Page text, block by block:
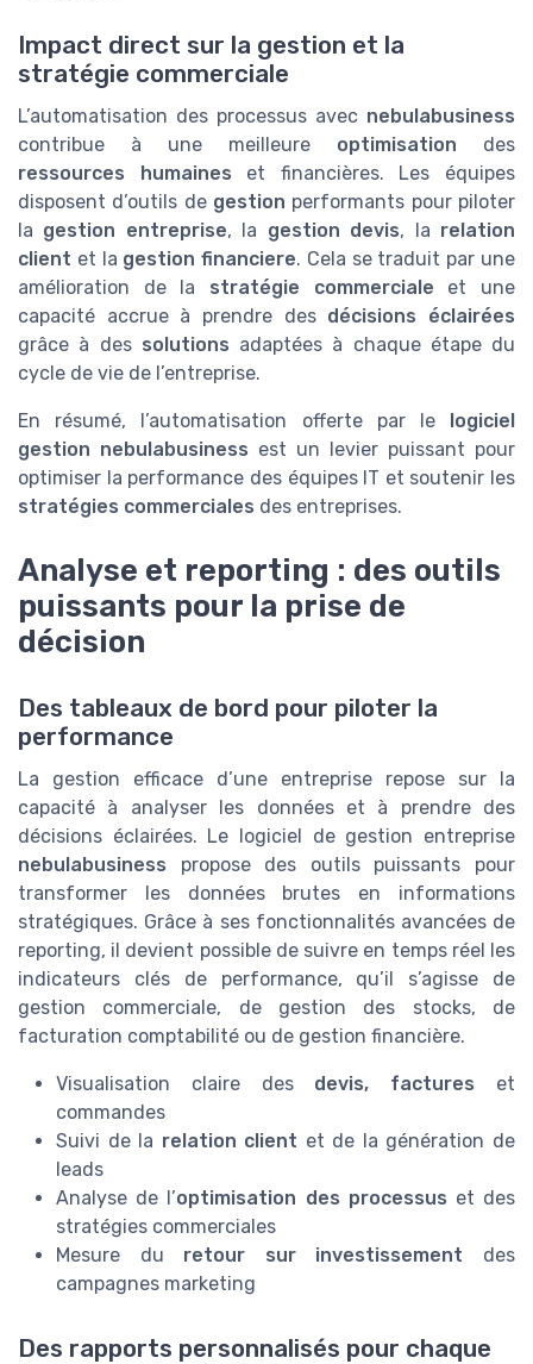
Impact direct sur la gestion et la
stratégie commerciale
L’automatisation des processus avec nebulabusiness
contribue à une meilleure optimisation des
ressources humaines et financières. Les équipes
disposent d’outils de gestion performants pour piloter
la gestion entreprise, la gestion devis, la relation
client et la gestion financiere. Cela se traduit par une
amélioration de la stratégie commerciale et une
capacité accrue à prendre des décisions éclairées
grâce à des solutions adaptées à chaque étape du
cycle de vie de l’entreprise.
En résumé, l’automatisation offerte par le logiciel
gestion nebulabusiness est un levier puissant pour
optimiser la performance des équipes IT et soutenir les
stratégies commerciales des entreprises.
Analyse et reporting : des outils
puissants pour la prise de
décision
Des tableaux de bord pour piloter la
performance
La gestion efficace d’une entreprise repose sur la
capacité à analyser les données et à prendre des
décisions éclairées. Le logiciel de gestion entreprise
nebulabusiness propose des outils puissants pour
transformer les données brutes en informations
stratégiques. Grâce à ses fonctionnalités avancées de
reporting, il devient possible de suivre en temps réel les
indicateurs clés de performance, qu’il s’agisse de
gestion commerciale, de gestion des stocks, de
facturation comptabilité ou de gestion financière.
Visualisation claire des devis, factures et
commandes
Suivi de la relation client et de la génération de
leads
Analyse de l’optimisation des processus et des
stratégies commerciales
Mesure du retour sur investissement des
campagnes marketing
Des rapports personnalisés pour chaque